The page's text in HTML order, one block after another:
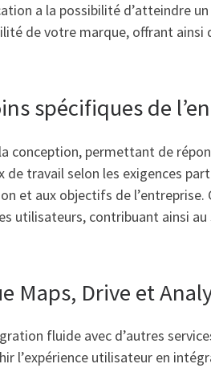
a la possibilité d’atteindre
de votre marque, offrant
spécifiques de
conception, permettant de
travail selon les exigences
et aux objectifs de
contribuant ainsi au
Maps, Drive et
fluide avec d’autres
l’expérience utilisateur en